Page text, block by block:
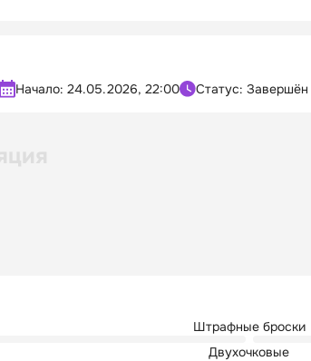
Начало: 24.05.2026, 22:00 Статус: Завершён
Штрафные броски
Двухочковые